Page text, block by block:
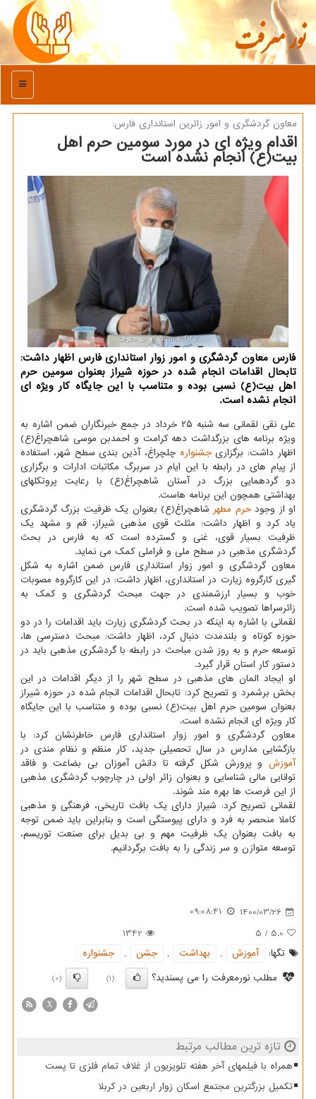
نور معرفت
منو
معاون گردشگری و امور زائرین استانداری فارس:
اقدام ویژه ای در مورد سومین حرم اهل
بیت(ع) انجام نشده است
فارس معاون گردشگری و امور زوار استانداری فارس اظهار داشت:
تابحال اقدامات انجام شده در حوزه شیراز بعنوان سومین حرم
اهل بیت(ع) نسبی بوده و متناسب با این جایگاه کار ویژه ای
انجام نشده است.
علی نقی لقمانی سه شنبه ۲۵ خرداد در جمع خبرنگاران ضمن اشاره به
ویژه برنامه های بزرگداشت دهه کرامت و احمدبن موسی شاهچراغ(ع)
اظهار داشت: برگزاریجشنواره چلچراغ، آذین بندی سطح شهر، استفاده
از پیام های در رابطه با این ایام در سربرگ مکاتبات ادارات و برگزاری
دو گردهمایی بزرگ در آستان شاهچراغ(ع) با رعایت پروتکلهای
بهداشتی همچون این برنامه هاست.
او از وجودحرم مطهر شاهچراغ(ع) بعنوان یک ظرفیت بزرگ گردشگری
یاد کرد و اظهار داشت: مثلث قوی مذهبی شیراز، قم و مشهد یک
ظرفیت بسیار قوی، غنی و گسترده است که به فارس در بحث
گردشگری مذهبی در سطح ملی و فراملی کمک می نماید.
معاون گردشگری و امور زوار استانداری فارس ضمن اشاره به شکل
گیری کارگروه زیارت در استانداری، اظهار داشت: در این کارگروه مصوبات
خوب و بسیار ارزشمندی در جهت مبحث گردشگری و کمک به
زائرسراها تصویب شده است.
لقمانی با اشاره به اینکه در بحث گردشگری زیارت باید اقدامات را در دو
حوزه کوتاه و بلندمدت دنبال کرد، اظهار داشت: مبحث دسترسی ها،
توسعه حرم و به روز شدن مباحث در رابطه با گردشگری مذهبی باید در
دستور کار استان قرار گیرد.
او ایجاد المان های مذهبی در سطح شهر را از دیگر اقدامات در این
بخش برشمرد و تصریح کرد: تابحال اقدامات انجام شده در حوزه شیراز
بعنوان سومین حرم اهل بیت(ع) نسبی بوده و متناسب با این جایگاه
کار ویژه ای انجام نشده است.
معاون گردشگری و امور زوار استانداری فارس خاطرنشان کرد: با
بازگشایی مدارس در سال تحصیلی جدید، کار منظم و نظام مندی در
آموزش و پرورش شکل گرفته تا دانش آموزان بی بضاعت و فاقد
توانایی مالی شناسایی و بعنوان زائر اولی در چارچوب گردشگری مذهبی
از این فرصت ها بهره مند شوند.
لقمانی تصریح کرد: شیراز دارای یک بافت تاریخی، فرهنگی و مذهبی
کاملا منحصر به فرد و دارای پیوستگی است و بنابراین باید ضمن توجه
به بافت بعنوان یک ظرفیت مهم و بی بدیل برای صنعت توریسم،
توسعه متوازن و سر زندگی را به بافت برگردانیم.
1400/03/26
09:08:41
5.0
/
5
1342
تگها:
آموزش , بهداشت , جشن ,
جشنواره
مطلب نورمعرفت را می پسندید؟
(1)
(0)
X
تازه ترین مطالب مرتبط
همراه با فیلمهای آخر هفته تلویزیون از غلاف تمام فلزی تا پست
تکمیل بزرگترین مجتمع اسکان زوار اربعین در کربلا